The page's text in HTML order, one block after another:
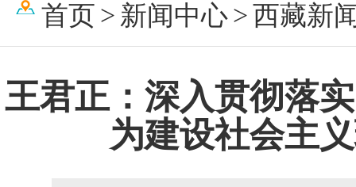
首页 > 新闻中心>西藏新
王君正：深入贯彻落
为建设社会主